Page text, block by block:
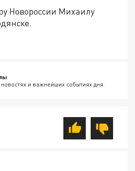
Новороссии Михаилу
и важнейших событиях дня.